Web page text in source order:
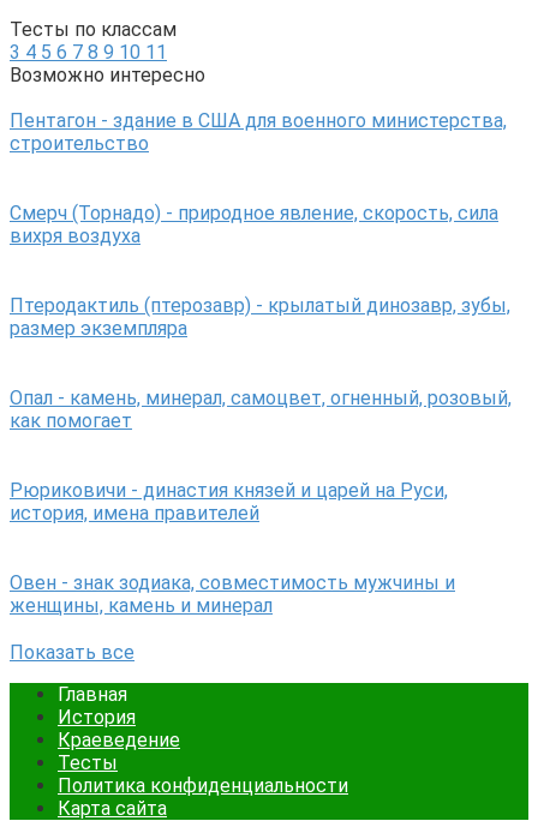
Тесты по классам
3 4 5 6 7 8 9 10 11
Возможно интересно
Пентагон - здание в США для военного министерства,
строительство
Смерч (Торнадо) - природное явление, скорость, сила
вихря воздуха
Птеродактиль (птерозавр) - крылатый динозавр, зубы,
размер экземпляра
Опал - камень, минерал, самоцвет, огненный, розовый,
как помогает
Рюриковичи - династия князей и царей на Руси,
история, имена правителей
Овен - знак зодиака, совместимость мужчины и
женщины, камень и минерал
Показать все
Главная
История
Краеведение
Тесты
Политика конфиденциальности
Карта сайта